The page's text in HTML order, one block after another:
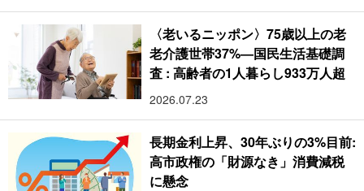
〈老いるニッポン〉75歳以上の老
老介護世帯37%―国民生活基礎調
査 : 高齢者の1人暮らし933万人超
2026.07.23
長期金利上昇、30年ぶりの3%目前:
高市政権の「財源なき」消費減税
に懸念